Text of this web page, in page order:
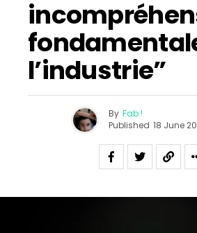
l’industrie”
By Fab !
Published 18 June